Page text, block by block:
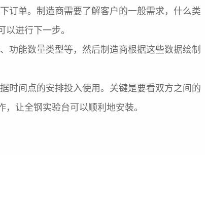
订单。制造商需要了解客户的一般需求，什么类
进行下一步。
功能数量类型等，然后制造商根据这些数据绘制
时间点的安排投入使用。关键是要看双方之间的
让全钢实验台可以顺利地安装。